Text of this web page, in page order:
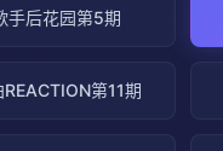
手后花园第5期
REACTION第11期